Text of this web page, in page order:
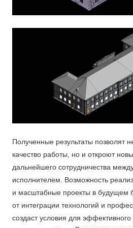
Полученные результаты позволят
качество работы, но и откроют
дальнейшего сотрудничества
исполнителем. Возможность
и масштабные проекты в будущем
от интеграции технологий и
создаст условия для